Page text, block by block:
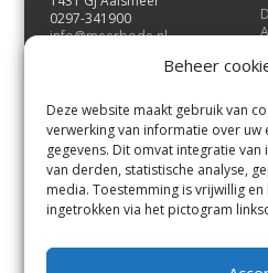
Beheer
Deze website maakt gebruik van
verwerking van informatie over
gegevens. Dit omvat integratie
van derden, statistische analyse,
media. Toestemming is vrijwillig
ingetrokken via het pictogram
0297-341900
info@meerbode.nl